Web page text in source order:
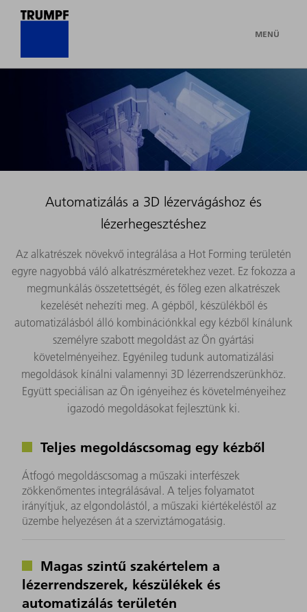
MENÜ
Automatizálás a 3D lézervágáshoz és
lézerhegesztéshez
Az alkatrészek növekvő integrálása a Hot Forming területén
egyre nagyobbá váló alkatrészméretekhez vezet. Ez fokozza a
megmunkálás összetettségét, és főleg ezen alkatrészek
kezelését nehezíti meg. A gépből, készülékből és
automatizálásból álló kombinációnkkal egy kézből kínálunk
személyre szabott megoldást az Ön gyártási
követelményeihez. Egyénileg tudunk automatizálási
megoldások kínálni valamennyi 3D lézerrendszerünkhöz.
Együtt speciálisan az Ön igényeihez és követelményeihez
igazodó megoldásokat fejlesztünk ki.
Teljes megoldáscsomag egy kézből
Átfogó megoldáscsomag a műszaki interfészek
zökkenőmentes integrálásával. A teljes folyamatot
irányítjuk, az elgondolástól, a műszaki kiértékeléstől az
üzembe helyezésen át a szerviztámogatásig.
Magas szintű szakértelem a
lézerrendszerek, készülékek és
automatizálás területén